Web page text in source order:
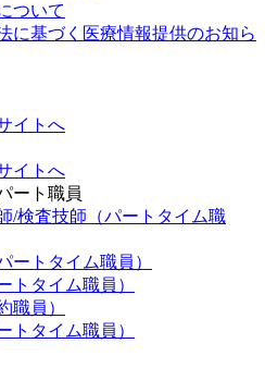
ついて
に基づく医療情報提供のお知ら
イトへ
イトへ
ート職員
/検査技師（パートタイム職
ートタイム職員）
トタイム職員）
職員）
トタイム職員）